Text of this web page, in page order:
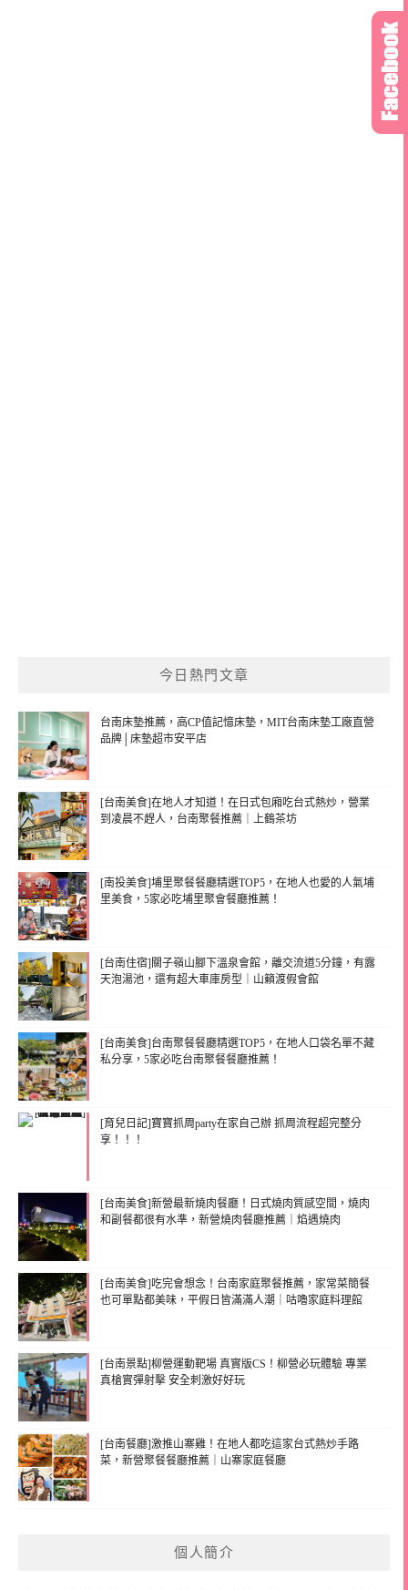
今日熱門文章
台南床墊推薦，高CP值記憶床墊，MIT台南床墊工廠直營
品牌│床墊超市安平店
[台南美食]在地人才知道！在日式包廂吃台式熱炒，營業
到凌晨不趕人，台南聚餐推薦｜上鶴茶坊
[南投美食]埔里聚餐餐廳精選TOP5，在地人也愛的人氣埔
里美食，5家必吃埔里聚會餐廳推薦！
[台南住宿]關子嶺山腳下溫泉會館，離交流道5分鐘，有露
天泡湯池，還有超大車庫房型｜山籟渡假會館
[台南美食]台南聚餐餐廳精選TOP5，在地人口袋名單不藏
私分享，5家必吃台南聚餐餐廳推薦！
[育兒日記]寶寶抓周party在家自己辦 抓周流程超完整分
享！！！
[台南美食]新營最新燒肉餐廳！日式燒肉質感空間，燒肉
和副餐都很有水準，新營燒肉餐廳推薦｜焰遇燒肉
[台南美食]吃完會想念！台南家庭聚餐推薦，家常菜簡餐
也可單點都美味，平假日皆滿滿人潮｜咕嚕家庭料理館
[台南景點]柳營運動靶場 真實版CS！柳營必玩體驗 專業
真槍實彈射擊 安全刺激好好玩
[台南餐廳]激推山寨雞！在地人都吃這家台式熱炒手路
菜，新營聚餐餐廳推薦｜山寨家庭餐廳
個人簡介